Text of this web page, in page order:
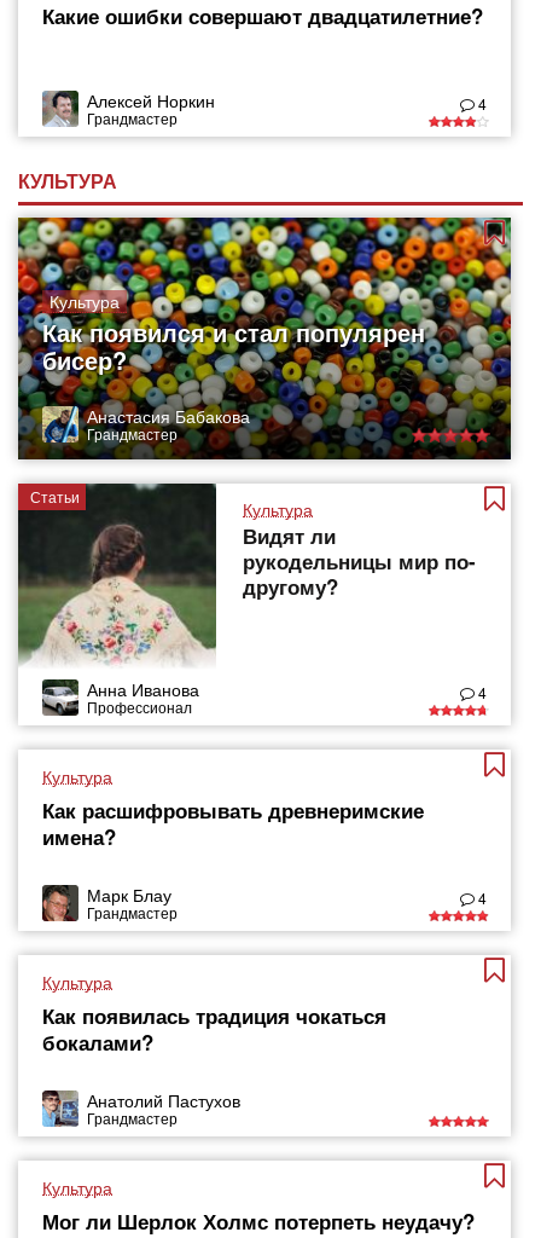
Какие ошибки совершают двадцатилетние?
Алексей Норкин
Грандмастер
4
КУЛЬТУРА
Культура
Как появился и стал популярен
бисер?
Анастасия Бабакова
Грандмастер
Статьи
Культура
Видят ли
рукодельницы мир по-
другому?
Анна Иванова
Профессионал
4
Культура
Как расшифровывать древнеримские
имена?
Марк Блау
Грандмастер
4
Культура
Как появилась традиция чокаться
бокалами?
Анатолий Пастухов
Грандмастер
Культура
Мог ли Шерлок Холмс потерпеть неудачу?